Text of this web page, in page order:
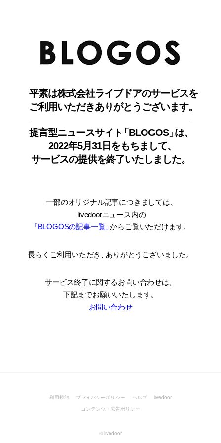
平素は株式会社ライブドアのサービスを
ご利用いただきありがとうございます。
提言型ニュースサイ ト「BLOGOS」は、
2022年5月31日をもちまして、
サービスの提供を終了いたしました。
一部のオリジナル記事につきましては
livedoorニュース内の
「BLOGOSの記事一覧」からご覧いただけます。
長らくご利用いただき ありがとうございました。
サービス終了に関するお問い合わせは、
下記までお願いいたします。
お問い合わせ
利用規約 プライバシーポリシー ヘルプ
livedoor
コンテンツ・広告ポリシー
© livedoor